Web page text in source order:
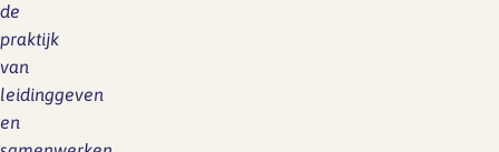
de
praktijk
van
leidinggeven
en